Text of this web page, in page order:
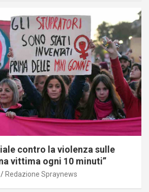
contro la violenza sulle
vittima ogni 10 minuti”
Redazione Spraynews